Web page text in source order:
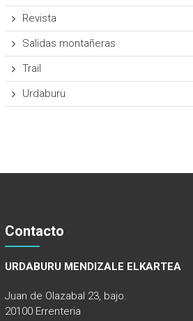
Revista
Salidas montañeras
Trail
Urdaburu
Contacto
URDABURU MENDIZALE ELKARTEA
Juan de Olazabal 23, bajo.
20100 Errenteria